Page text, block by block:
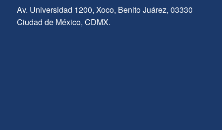
Av. Universidad 1200, Xoco, Benito Juárez, 03330
Ciudad de México, CDMX.